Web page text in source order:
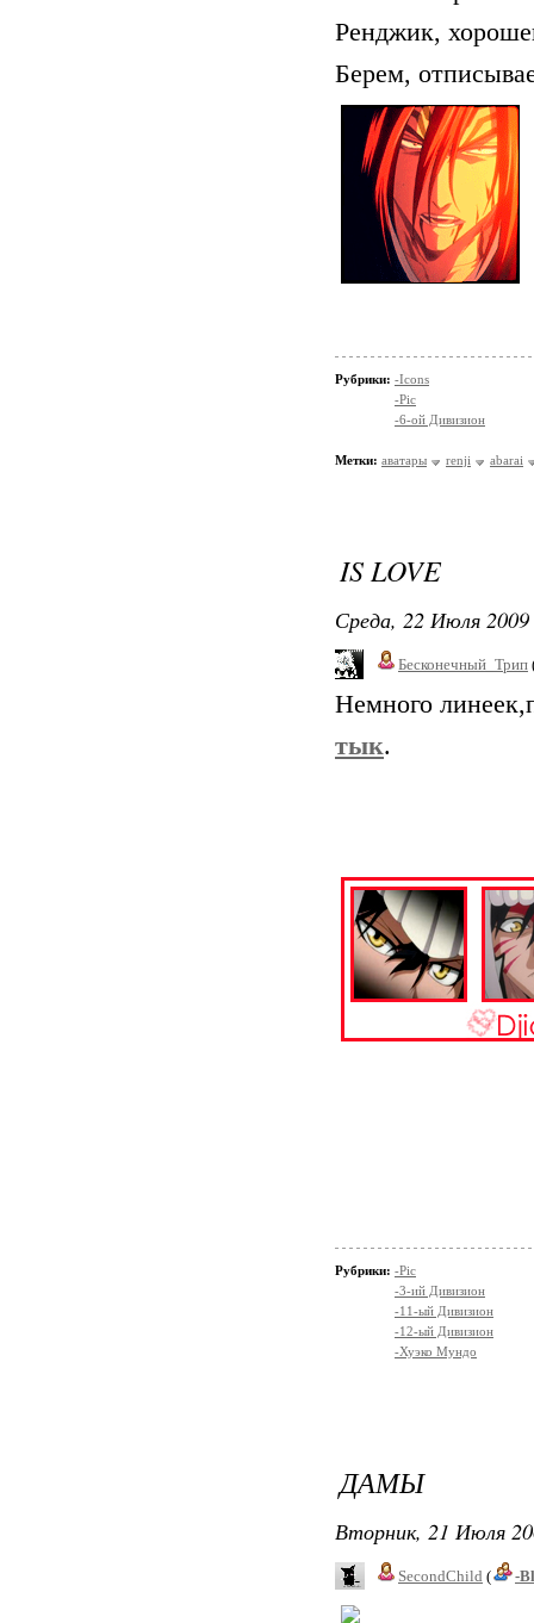
Ренджик,
Берем,
Рубрики: -Icons
-Pic
-6-ой Дивизион
Метки: аватары renji abarai
IS LOVE
Среда, 22 Июля
Бесконечный_Трип
Немного
тык.
Рубрики: -Pic
-3-ий Дивизион
-11-ый Дивизион
-12-ый Дивизион
-Хуэко Мундо
ДАМЫ
Вторник, 21 Июля
SecondChild ( -